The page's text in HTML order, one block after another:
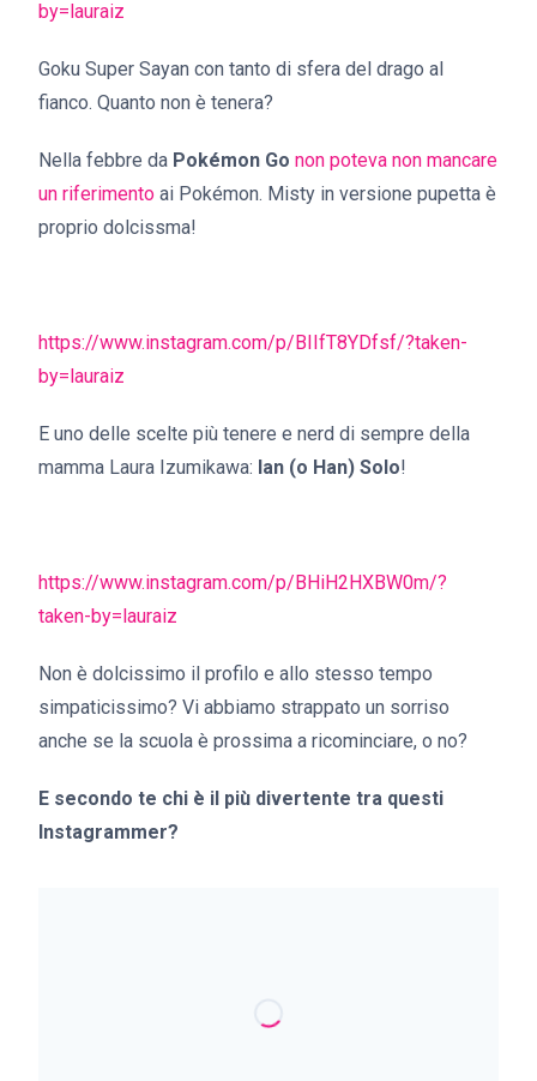
by=lauraiz
Goku Super Sayan con tanto di sfera del drago al
fianco. Quanto non è tenera?
Nella febbre da Pokémon Go non poteva non mancare
un riferimento ai Pokémon. Misty in versione pupetta è
proprio dolcissma!
https://www.instagram.com/p/BIIfT8YDfsf/?taken-
by=lauraiz
E uno delle scelte più tenere e nerd di sempre della
mamma Laura Izumikawa: Ian (o Han) Solo!
https://www.instagram.com/p/BHiH2HXBW0m/?
taken-by=lauraiz
Non è dolcissimo il profilo e allo stesso tempo
simpaticissimo? Vi abbiamo strappato un sorriso
anche se la scuola è prossima a ricominciare, o no?
E secondo te chi è il più divertente tra questi
Instagrammer?